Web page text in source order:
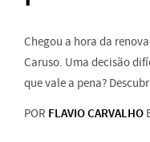
Chegou a hora da
Caruso. Uma decisão
que vale a pena?
POR FLAVIO CARVALHO